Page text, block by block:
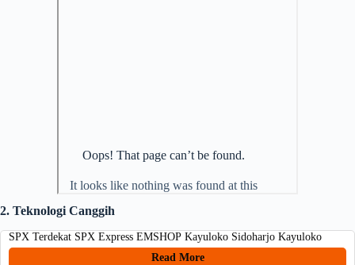
2. Teknologi Canggih
SPX Terdekat SPX Express EMSHOP Kayuloko Sidoharjo Kayuloko
Read More